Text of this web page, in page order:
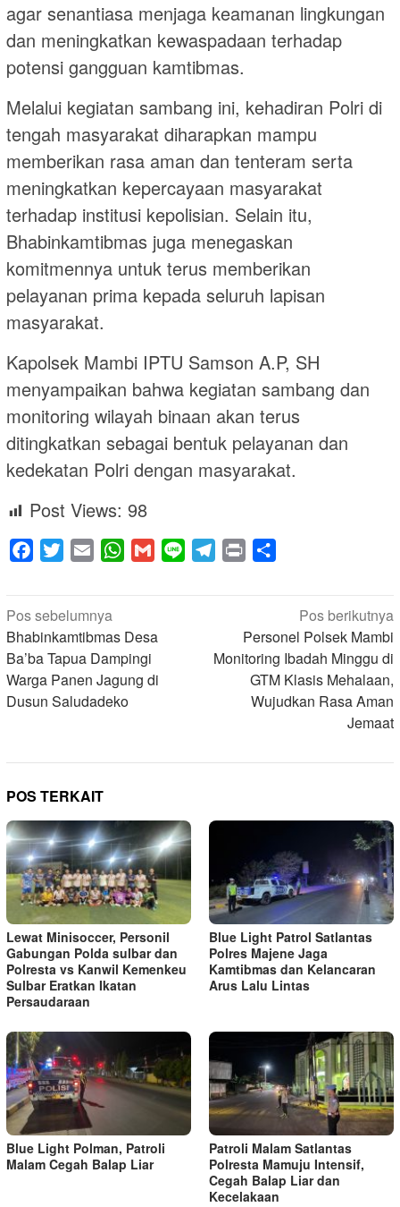
agar senantiasa menjaga keamanan lingkungan
dan meningkatkan kewaspadaan terhadap
potensi gangguan kamtibmas.
Melalui kegiatan sambang ini, kehadiran Polri di
tengah masyarakat diharapkan mampu
memberikan rasa aman dan tenteram serta
meningkatkan kepercayaan masyarakat
terhadap institusi kepolisian. Selain itu,
Bhabinkamtibmas juga menegaskan
komitmennya untuk terus memberikan
pelayanan prima kepada seluruh lapisan
masyarakat.
Kapolsek Mambi IPTU Samson A.P, SH
menyampaikan bahwa kegiatan sambang dan
monitoring wilayah binaan akan terus
ditingkatkan sebagai bentuk pelayanan dan
kedekatan Polri dengan masyarakat.
Post Views: 98
Facebook
Twitter Email WhatsApp
Gmail Line Telegram
Print
Navigasi
pos
Pos sebelumnya
Bhabinkamtibmas Desa
Ba’ba Tapua Dampingi
Warga Panen Jagung di
Dusun Saludadeko
Pos berikutnya
Personel Polsek Mambi
Monitoring Ibadah Minggu di
GTM Klasis Mehalaan,
Wujudkan Rasa Aman
Jemaat
POS TERKAIT
Lewat Minisoccer, Personil
Gabungan Polda sulbar dan
Polresta vs Kanwil Kemenkeu
Sulbar Eratkan Ikatan
Persaudaraan
Blue Light Patrol Satlantas
Polres Majene Jaga
Kamtibmas dan Kelancaran
Arus Lalu Lintas
Blue Light Polman, Patroli
Malam Cegah Balap Liar
Patroli Malam Satlantas
Polresta Mamuju Intensif,
Cegah Balap Liar dan
Kecelakaan